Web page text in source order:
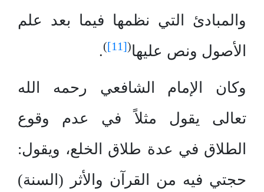
والمبادئ التي نظمها فيما بعد علم
الأصول ونص عليها(
[11]
)
.
وكان الإمام الشافعي رحمه الله
تعالى يقول مثلاً في عدم وقوع
الطلاق في عدة طلاق الخلع، ويقول:
حجتي فيه من القرآن والأثر (السنة)